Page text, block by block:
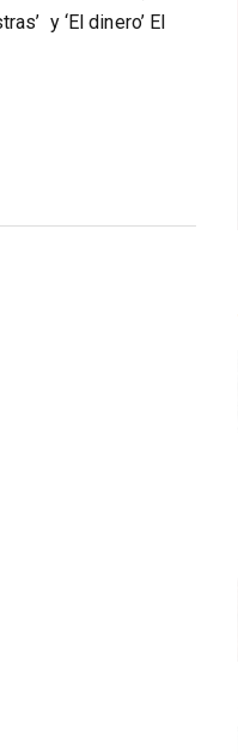
y ‘El dinero’ El